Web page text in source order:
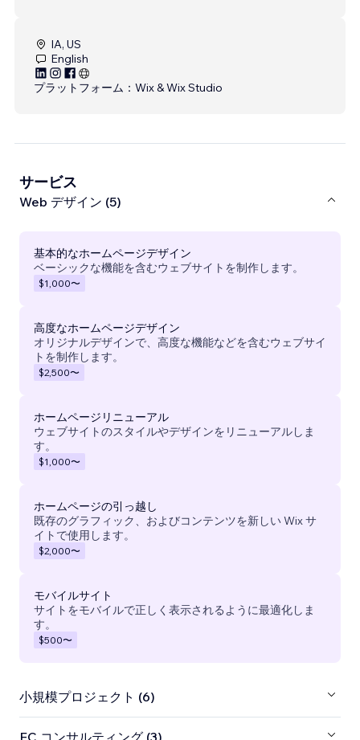
IA, US
English
プラットフォーム： Wix & Wix Studio
サービス
Web デザイン (5)
基本的なホームページデザイン
ベーシックな機能を含むウェブサイトを制作します。
$1,000〜
高度なホームページデザイン
オリジナルデザインで、高度な機能などを含むウェブサイ
トを制作します。
$2,500〜
ホームページリニューアル
ウェブサイトのスタイルやデザインをリニューアルしま
す。
$1,000〜
ホームページの引っ越し
既存のグラフィック、およびコンテンツを新しい Wix サ
イトで使用します。
$2,000〜
モバイルサイト
サイトをモバイルで正しく表示されるように最適化しま
す。
$500〜
小規模プロジェクト (6)